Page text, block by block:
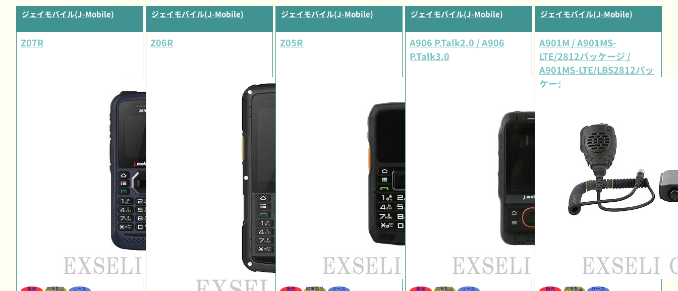
ジェイモバイル(J-Mobile)
Z07R
販売 同等製品 リース
ジェイモバイル(J-Mobile)
Z06R
ジェイモバイル(J-Mobile)
Z05R
販売 同等製品 リース
ジェイモバイル(J-Mobile)
A906 P.Talk2.0 / A906
P.Talk3.0
販売 同等製品 リース
ジェイモバイル(J-Mobile)
A901M / A901MS-
LTE/2812パッケージ /
A901MS-LTE/LBS2812パッ
ケージ
販売 同等製品 リース